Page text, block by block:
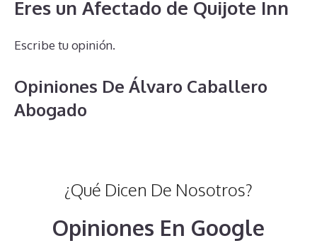
Eres un Afectado de Quijote Inn
Escribe tu opinión.
Opiniones De Álvaro Caballero
Abogado
¿Qué Dicen De Nosotros?
Opiniones En Google